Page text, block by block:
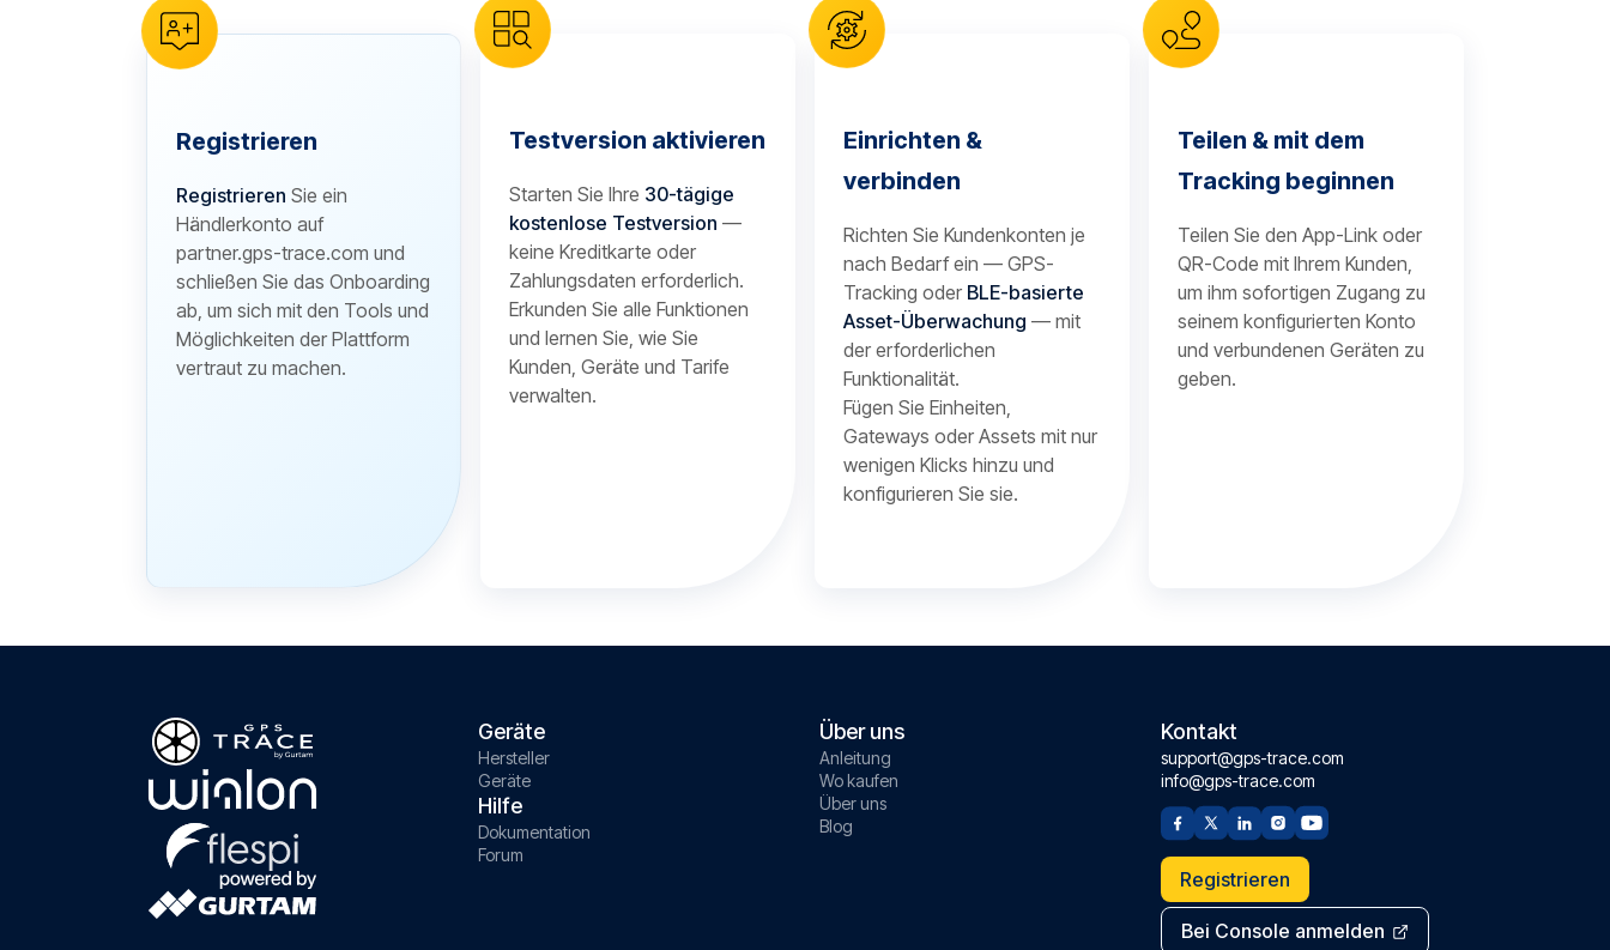
Registrieren
Registrieren Sie ein
Händlerkonto auf
partner.gps-trace.com und
schließen Sie das Onboarding
ab, um sich mit den Tools und
Möglichkeiten der Plattform
vertraut zu machen.
Testversion aktivieren
Starten Sie Ihre 30-tägige
kostenlose Testversion —
keine Kreditkarte oder
Zahlungsdaten erforderlich.
Erkunden Sie alle Funktionen
und lernen Sie, wie Sie
Kunden, Geräte und Tarife
verwalten.
Einrichten &
verbinden
Richten Sie Kundenkonten je
nach Bedarf ein — GPS-
Tracking oder BLE-basierte
Asset-Überwachung — mit
der erforderlichen
Funktionalität.
Fügen Sie Einheiten,
Gateways oder Assets mit nur
wenigen Klicks hinzu und
konfigurieren Sie sie.
Teilen & mit dem
Tracking beginnen
Teilen Sie den App-Link oder
QR-Code mit Ihrem Kunden,
um ihm sofortigen Zugang zu
seinem konfigurierten Konto
und verbundenen Geräten zu
geben.
Geräte
Hersteller
Geräte
Hilfe
Dokumentation
Forum
Über uns
Anleitung
Wo kaufen
Über uns
Blog
Kontakt
support@gps-trace.com
info@gps-trace.com
Registrieren
Bei Console anmelden